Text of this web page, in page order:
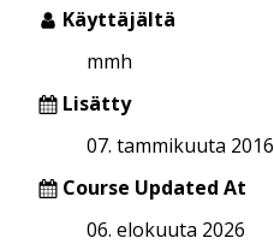
Käyttäjältä
mmh
Lisätty
07. tammikuuta 2016
Course Updated At
06. elokuuta 2026